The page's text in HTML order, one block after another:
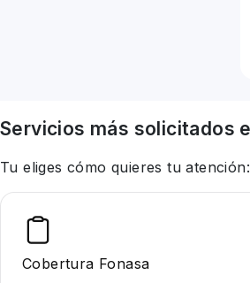
Servicios más solicitados
Tu eliges cómo quieres tu
Cobertura Fonasa